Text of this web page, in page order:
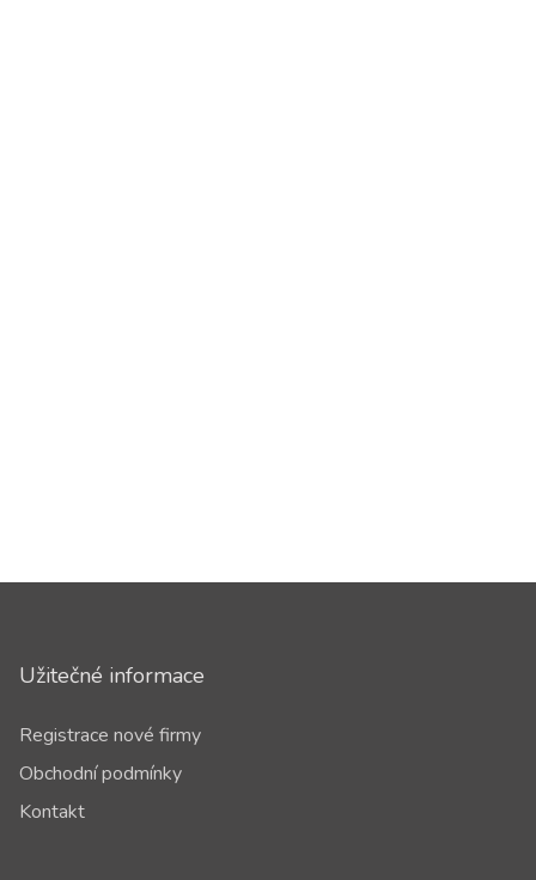
Užitečné informace
Registrace nové firmy
Obchodní podmínky
Kontakt